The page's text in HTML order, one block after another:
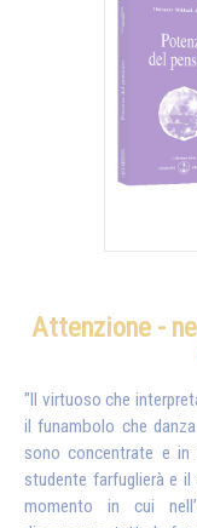
Attenzione -
"Il virtuoso che
il funambolo che
sono concentrate e
studente farfuglierà e
momento in cui